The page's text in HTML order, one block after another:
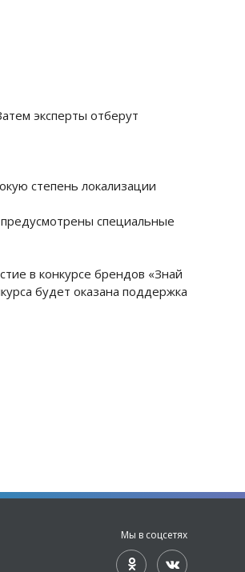
эксперты отберут
степень локализации
специальные
в конкурсе брендов «Знай
будет оказана поддержка
Мы в соцсетях